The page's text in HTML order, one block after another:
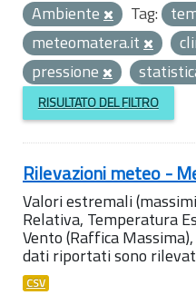
Ambiente
Tag:
meteomatera.it
pressione
RISULTATO DEL FILTRO
Rilevazioni meteo -
Valori estremali
Relativa, Temperatura
Vento (Raffica
dati riportati sono
CSV